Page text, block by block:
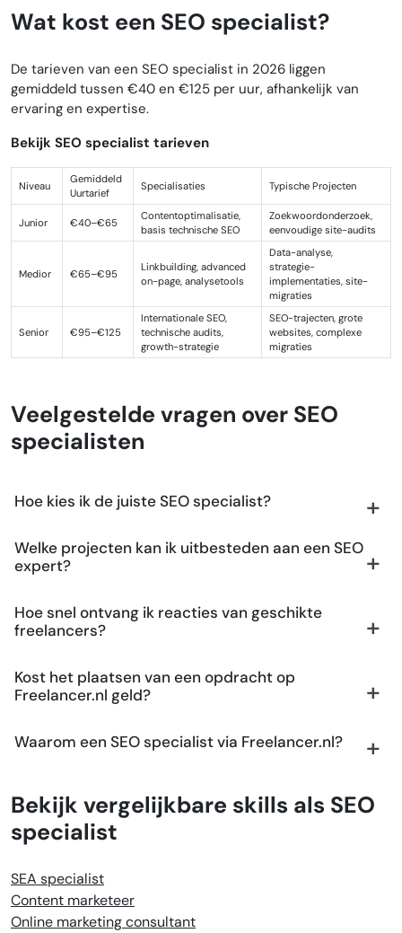
Wat kost een SEO specialist?
De tarieven van een SEO specialist in 2026 liggen
gemiddeld tussen €40 en €125 per uur, afhankelijk van
ervaring en expertise.
Bekijk SEO specialist tarieven
Niveau
Gemiddeld
Uurtarief
Specialisaties Typische Projecten
Junior €40–€65
Contentoptimalisatie,
basis technische SEO
Zoekwoordonderzoek,
eenvoudige site-audits
Medior €65–€95
Linkbuilding, advanced
on-page, analysetools
Data-analyse,
strategie-
implementaties, site-
migraties
Senior €95–€125
Internationale SEO,
technische audits,
growth-strategie
SEO-trajecten, grote
websites, complexe
migraties
Veelgestelde vragen over SEO
specialisten
Hoe kies ik de juiste SEO specialist?
Welke projecten kan ik uitbesteden aan een SEO
expert?
Hoe snel ontvang ik reacties van geschikte
freelancers?
Kost het plaatsen van een opdracht op
Freelancer.nl geld?
Waarom een SEO specialist via Freelancer.nl?
Bekijk vergelijkbare skills als SEO
specialist
SEA specialist
Content marketeer
Online marketing consultant